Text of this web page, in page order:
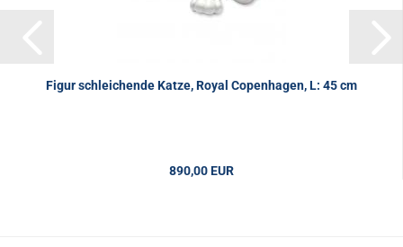
Figur schleichende Katze, Royal Copenhagen, L: 45 cm
890,00 EUR